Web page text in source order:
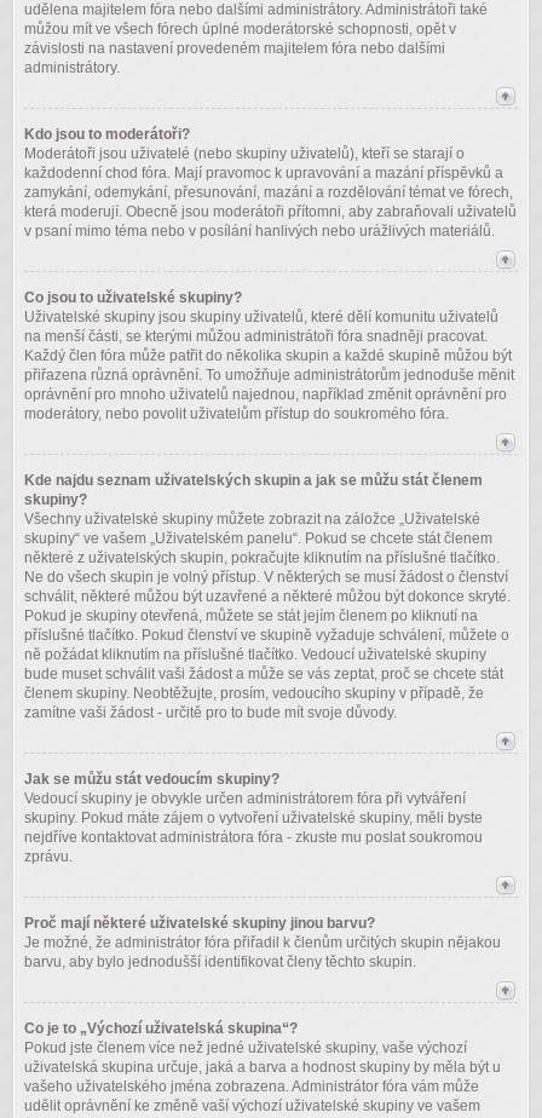
udělena majitelem fóra nebo dalšími administrátory. Administrátoři také
můžou mít ve všech fórech úplné moderátorské schopnosti, opět v
závislosti na nastavení provedeném majitelem fóra nebo dalšími
administrátory.
Kdo jsou to moderátoři?
Moderátoři jsou uživatelé (nebo skupiny uživatelů), kteří se starají o
každodenní chod fóra. Mají pravomoc k upravování a mazání příspěvků a
zamykání, odemykání, přesunování, mazání a rozdělování témat ve fórech,
která moderují. Obecně jsou moderátoři přítomni, aby zabraňovali uživatelů
v psaní mimo téma nebo v posílání hanlivých nebo urážlivých materiálů.
Co jsou to uživatelské skupiny?
Uživatelské skupiny jsou skupiny uživatelů, které dělí komunitu uživatelů
na menší části, se kterými můžou administrátoři fóra snadněji pracovat.
Každý člen fóra může patřit do několika skupin a každé skupině můžou být
přiřazena různá oprávnění. To umožňuje administrátorům jednoduše měnit
oprávnění pro mnoho uživatelů najednou, například změnit oprávnění pro
moderátory, nebo povolit uživatelům přístup do soukromého fóra.
Kde najdu seznam uživatelských skupin a jak se můžu stát členem
skupiny?
Všechny uživatelské skupiny můžete zobrazit na záložce „Uživatelské
skupiny“ ve vašem „Uživatelském panelu“. Pokud se chcete stát členem
některé z uživatelských skupin, pokračujte kliknutím na příslušné tlačítko.
Ne do všech skupin je volný přístup. V některých se musí žádost o členství
schválit, některé můžou být uzavřené a některé můžou být dokonce skryté.
Pokud je skupiny otevřená, můžete se stát jejím členem po kliknutí na
příslušné tlačítko. Pokud členství ve skupině vyžaduje schválení, můžete o
ně požádat kliknutím na příslušné tlačítko. Vedoucí uživatelské skupiny
bude muset schválit vaši žádost a může se vás zeptat, proč se chcete stát
členem skupiny. Neobtěžujte, prosím, vedoucího skupiny v případě, že
zamítne vaši žádost - určitě pro to bude mít svoje důvody.
Jak se můžu stát vedoucím skupiny?
Vedoucí skupiny je obvykle určen administrátorem fóra při vytváření
skupiny. Pokud máte zájem o vytvoření uživatelské skupiny, měli byste
nejdříve kontaktovat administrátora fóra - zkuste mu poslat soukromou
zprávu.
Proč mají některé uživatelské skupiny jinou barvu?
Je možné, že administrátor fóra přiřadil k členům určitých skupin nějakou
barvu, aby bylo jednodušší identifikovat členy těchto skupin.
Co je to „Výchozí uživatelská skupina“?
Pokud jste členem více než jedné uživatelské skupiny, vaše výchozí
uživatelská skupina určuje, jaká a barva a hodnost skupiny by měla být u
vašeho uživatelského jména zobrazena. Administrátor fóra vám může
udělit oprávnění ke změně vaší výchozí uživatelské skupiny ve vašem